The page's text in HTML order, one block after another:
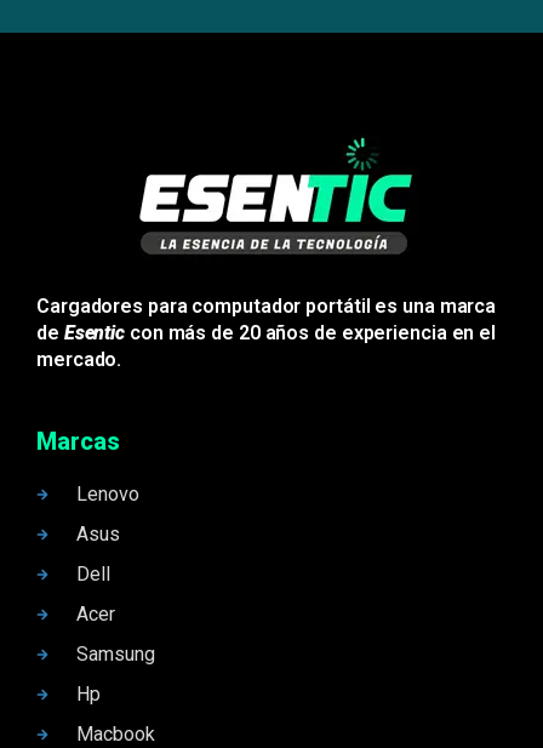
Cargadores para computador portátil es una marca
de Esentic con más de 20 años de experiencia en el
mercado.
Marcas
Lenovo
Asus
Dell
Acer
Samsung
Hp
Macbook